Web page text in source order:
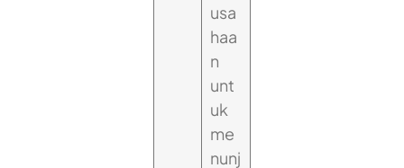
usa
haa
n
unt
uk
me
nunj